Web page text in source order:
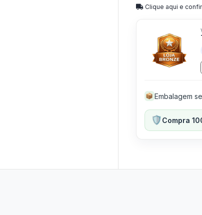
Clique aqui e
📦 Embalagem
🛡️Compra